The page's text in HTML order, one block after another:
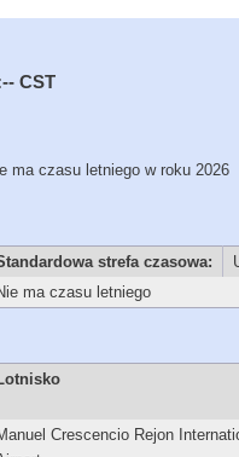
CST
ma czasu letniego w roku 2026
strefa czasowa:
ma czasu letniego
Crescencio Rejon